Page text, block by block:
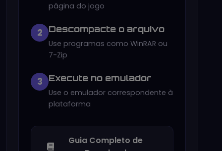
página do jogo
2 Descompacte o arquivo
Use programas como WinRAR ou
7-Zip
3 Execute no emulador
Use o emulador correspondente à
plataforma
Guia Completo de